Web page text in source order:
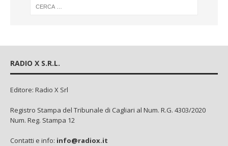
RADIO X S.R.L.
Editore: Radio X Srl
Registro Stampa del Tribunale di Cagliari al Num. R.G. 4303/2020
Num. Reg. Stampa 12
Contatti e info: info@radiox.it